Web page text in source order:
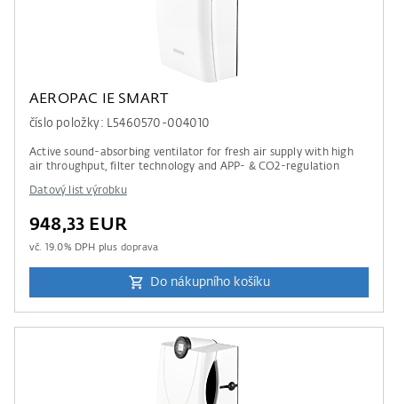
AEROPAC IE SMART
číslo položky: L5460570-004010
Active sound-absorbing ventilator for fresh air supply with high
air throughput, filter technology and APP- & CO2-regulation
Datový list výrobku
948,33 EUR
vč. 19.0% DPH plus doprava
Do nákupního košíku